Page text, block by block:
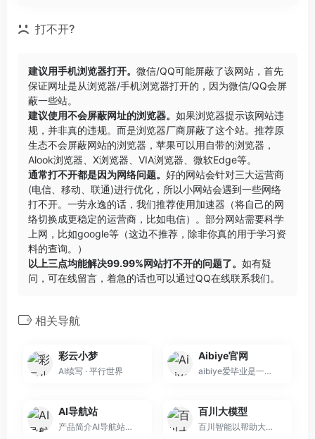
打不开?
建议用手机浏览器打开。 微信/QQ可能屏蔽了该网站，首先
保证网址是从浏览器/手机浏览器打开的，因为微信/QQ会屏
蔽一些站。
建议使用不会屏蔽网址的浏览器。 如果浏览器提示该网站违
规，并非真的违规。而是浏览器厂商屏蔽了这个站。推荐原
生态不会屏蔽网站的浏览器，苹果可以用自带的浏览器，
Alook浏览器
X浏览器 VIA浏览器 微软Edge等。
通常打不开都是因为网络问题。 好的网站会针对三大运营商
(电信、移动、联通)进行优化，所以小网站会遇到一些网络
打不开。一劳永逸的话，我们推荐使用加速器（将自己的网
络切换成更稳定的运营商，比如电信）。部分网站需要科学
上网，比如google等（这边不推荐，除非你真的用于学习资
料的查询。）
以上三点均能解决99.99%网站打不开的问题了。 如有疑
问，可在线留言，着急的话也可以通过QQ在线联系我们。
相关导航
彩云小梦
AI续写 · 平行世界
Aibiye官网
aibiye爱毕业是一款基于ChatGPT等国外大模型最新版本端口，具备ai写论文、一键论文写作、AI论文写作、开题选题等功能，也能为公文写作、文章写作等提供灵感。aibiye产出内容旨在降本增效、根据用户的需要提供一个指导性、参考性的论文基础框架。
AI导航站
产品简介AI导航站（访问地址...
百川大模型
百川智能以帮助大众轻松、普惠地获取世界知识和专业服务为使命，致力于通过语言AI的突破，构建中国最优秀的大模型底座。百川大模型，融合了意图理解、信息检索以及强化学习技术，结合有监督微调与人类意图对齐，在知识问答、文本创作领域表现突出。